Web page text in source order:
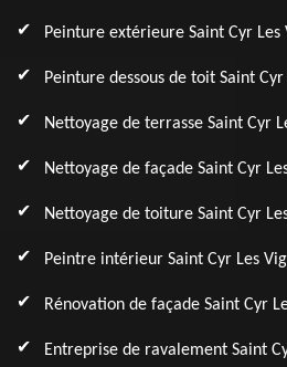
Peinture extérieure Saint Cyr Les
Peinture dessous de toit Saint Cyr
Nettoyage de terrasse Saint Cyr
Nettoyage de façade Saint Cyr
Nettoyage de toiture Saint Cyr
Peintre intérieur Saint Cyr Les
Rénovation de façade Saint Cyr
Entreprise de ravalement Saint